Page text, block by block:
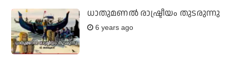
ധാതുമണല്‍ രാഷ്ട്രീയം തുടരുന്നു
6 years ago